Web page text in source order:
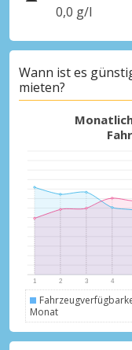
0,0 g/l
Wann ist es
mieten?
Monat